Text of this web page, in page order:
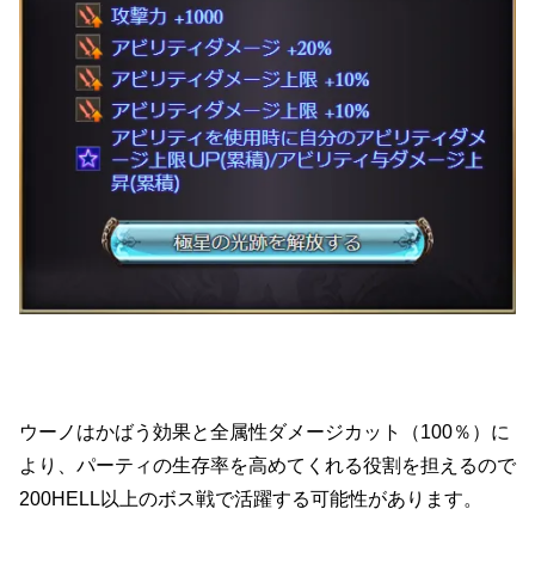
ウーノはかばう効果と全属性ダメージカット（100％）に
より、パーティの生存率を高めてくれる役割を担えるので
200HELL以上のボス戦で活躍する可能性があります。